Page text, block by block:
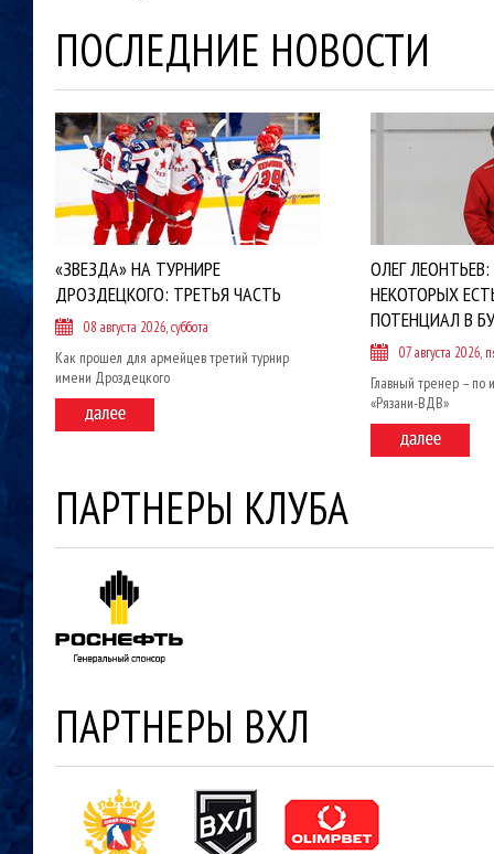
ПОСЛЕДНИЕ НОВОСТИ
«ЗВЕЗДА» НА ТУРНИРЕ
ДРОЗДЕЦКОГО: ТРЕТЬЯ ЧАСТЬ
08 августа 2026, суббота
Как прошел для армейцев третий турнир
имени Дроздецкого
ОЛЕГ
НЕКОТОРЫХ
ПОТЕНЦИАЛ В
07 августа 2026,
Главный тренер – по
«Рязани-ВДВ»
ПАРТНЕРЫ КЛУБА
ПАРТНЕРЫ ВХЛ